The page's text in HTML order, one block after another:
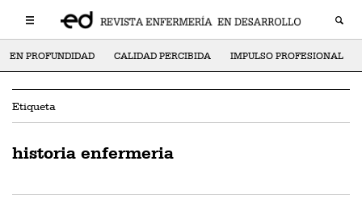
EN PROFUNDIDAD CALIDAD PERCIBIDA IMPULSO PROFESIONAL
Etiqueta
historia enfermeria